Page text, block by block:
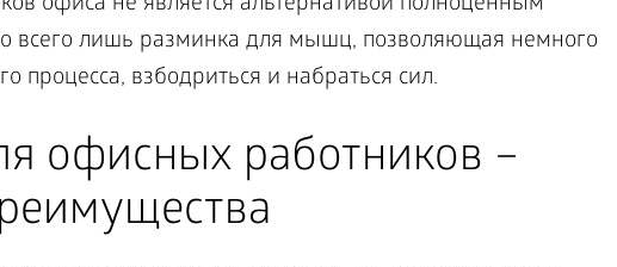
всего лишь разминка для мышц, позволяющая немного
процесса, взбодриться и набраться сил.
офисных работников –